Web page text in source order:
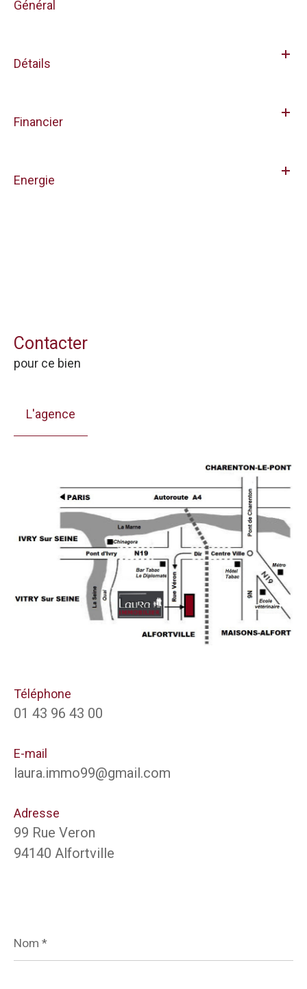
Général
Détails
Financier
Energie
Contacter
pour ce bien
L'agence
Téléphone
01 43 96 43 00
E-mail
laura.immo99@gmail.com
Adresse
99 Rue Veron
94140 Alfortville
*